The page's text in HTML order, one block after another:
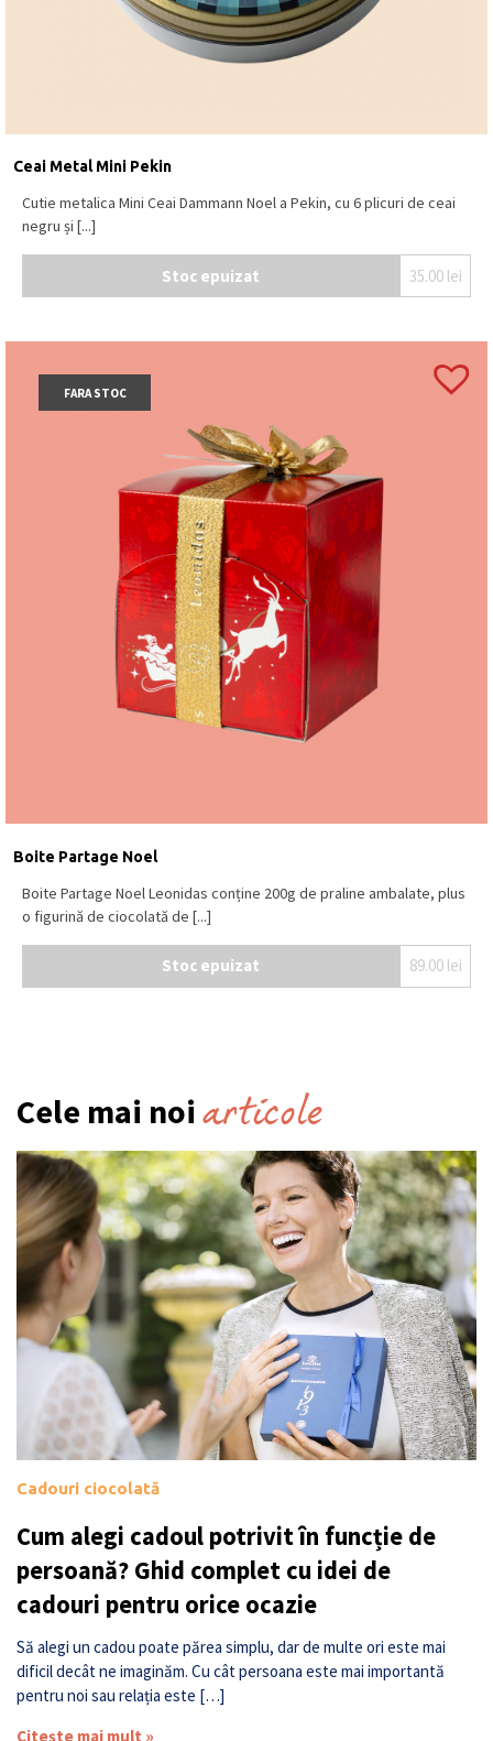
Ceai Metal Mini Pekin
Cutie metalica Mini Ceai Dammann Noel a Pekin, cu 6 plicuri de ceai
negru și [...]
Stoc epuizat 35.00 lei
FARA STOC
Boite Partage Noel
Boite Partage Noel Leonidas conține 200g de praline ambalate, plus
o figurină de ciocolată de [...]
Stoc epuizat 89.00 lei
Cele mai noi articole
Cadouri ciocolată
Cum alegi cadoul potrivit în funcție de
persoană? Ghid complet cu idei de
cadouri pentru orice ocazie
Să alegi un cadou poate părea simplu, dar de multe ori este mai
dificil decât ne imaginăm. Cu cât persoana este mai importantă
pentru noi sau relația este […]
Citește mai mult »